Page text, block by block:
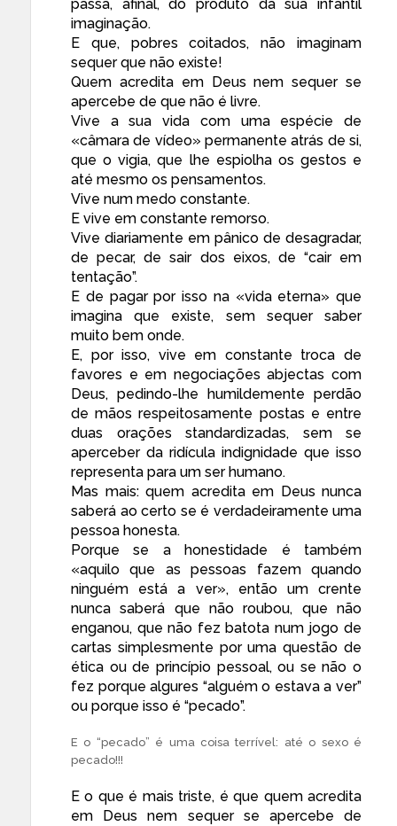
passa, afinal, do produto da sua infantil
imaginação.
E que, pobres coitados, não imaginam
sequer que não existe!
Quem acredita em Deus nem sequer se
apercebe de que não é livre.
Vive a sua vida com uma espécie de
«câmara de vídeo» permanente atrás de si,
que o vigia, que lhe espiolha os gestos e
até mesmo os pensamentos.
Vive num medo constante.
E vive em constante remorso.
Vive diariamente em pânico de desagradar,
de pecar, de sair dos eixos, de “cair em
tentação”.
E de pagar por isso na «vida eterna» que
imagina que existe, sem sequer saber
muito bem onde.
E, por isso, vive em constante troca de
favores e em negociações abjectas com
Deus, pedindo-lhe humildemente perdão
de mãos respeitosamente postas e entre
duas orações standardizadas, sem se
aperceber da ridícula indignidade que isso
representa para um ser humano.
Mas mais: quem acredita em Deus nunca
saberá ao certo se é verdadeiramente uma
pessoa honesta.
Porque se a honestidade é também
«aquilo que as pessoas fazem quando
ninguém está a ver», então um crente
nunca saberá que não roubou, que não
enganou, que não fez batota num jogo de
cartas simplesmente por uma questão de
ética ou de princípio pessoal, ou se não o
fez porque algures “alguém o estava a ver”
ou porque isso é “pecado”.
E o “pecado” é uma coisa terrível: até o sexo é
pecado!!!
E o que é mais triste, é que quem acredita
em Deus nem sequer se apercebe de